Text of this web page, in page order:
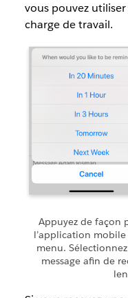
vous pouvez
charge de travail.
Appuyez de façon
l’application
menu.
message afin de